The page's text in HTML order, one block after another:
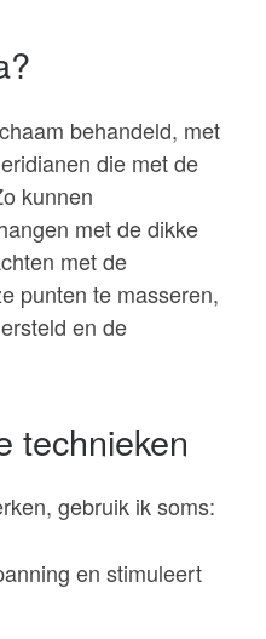
behandeld, met
die met de
kunnen
met de dikke
met de
punten te masseren,
en de
technieken
gebruik ik soms:
en stimuleert